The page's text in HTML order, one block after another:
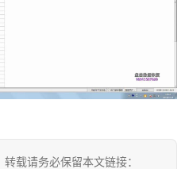
载请务必保留本文链接：